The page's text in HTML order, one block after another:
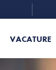
VACATURE